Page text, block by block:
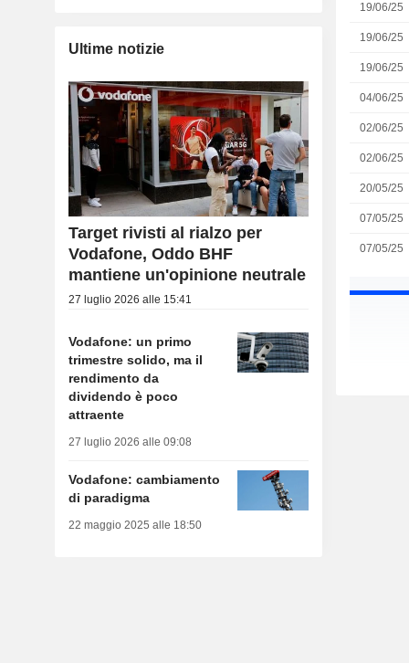
19/06/25
19/06/25
19/06/25
04/06/25
02/06/25
02/06/25
20/05/25
07/05/25
07/05/25
Ultime notizie
Target rivisti al rialzo per
Vodafone, Oddo BHF
mantiene un'opinione neutrale
27 luglio 2026 alle 15:41
Vodafone: un primo
trimestre solido, ma il
rendimento da
dividendo è poco
attraente
27 luglio 2026 alle 09:08
Vodafone: cambiamento
di paradigma
22 maggio 2025 alle 18:50